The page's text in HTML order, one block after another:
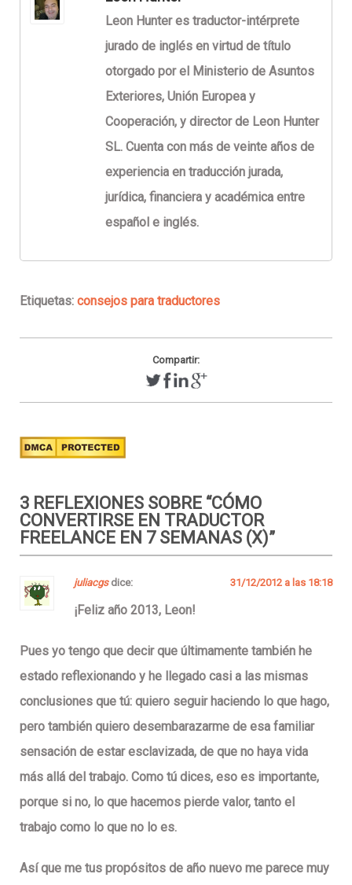
Leon Hunter es traductor-intérprete
jurado de inglés en virtud de título
otorgado por el Ministerio de Asuntos
Exteriores, Unión Europea y
Cooperación, y director de Leon Hunter
SL. Cuenta con más de veinte años de
experiencia en traducción jurada,
jurídica, financiera y académica entre
español e inglés.
Etiquetas: consejos para traductores
Compartir:
3 REFLEXIONES SOBRE “CÓMO
CONVERTIRSE EN TRADUCTOR
FREELANCE EN 7 SEMANAS (X)”
juliacgs dice: 31/12/2012 a las 18:18
¡Feliz año 2013, Leon!
Pues yo tengo que decir que últimamente también he
estado reflexionando y he llegado casi a las mismas
conclusiones que tú: quiero seguir haciendo lo que hago,
pero también quiero desembarazarme de esa familiar
sensación de estar esclavizada, de que no haya vida
más allá del trabajo. Como tú dices, eso es importante,
porque si no, lo que hacemos pierde valor, tanto el
trabajo como lo que no lo es.
Así que me tus propósitos de año nuevo me parece muy